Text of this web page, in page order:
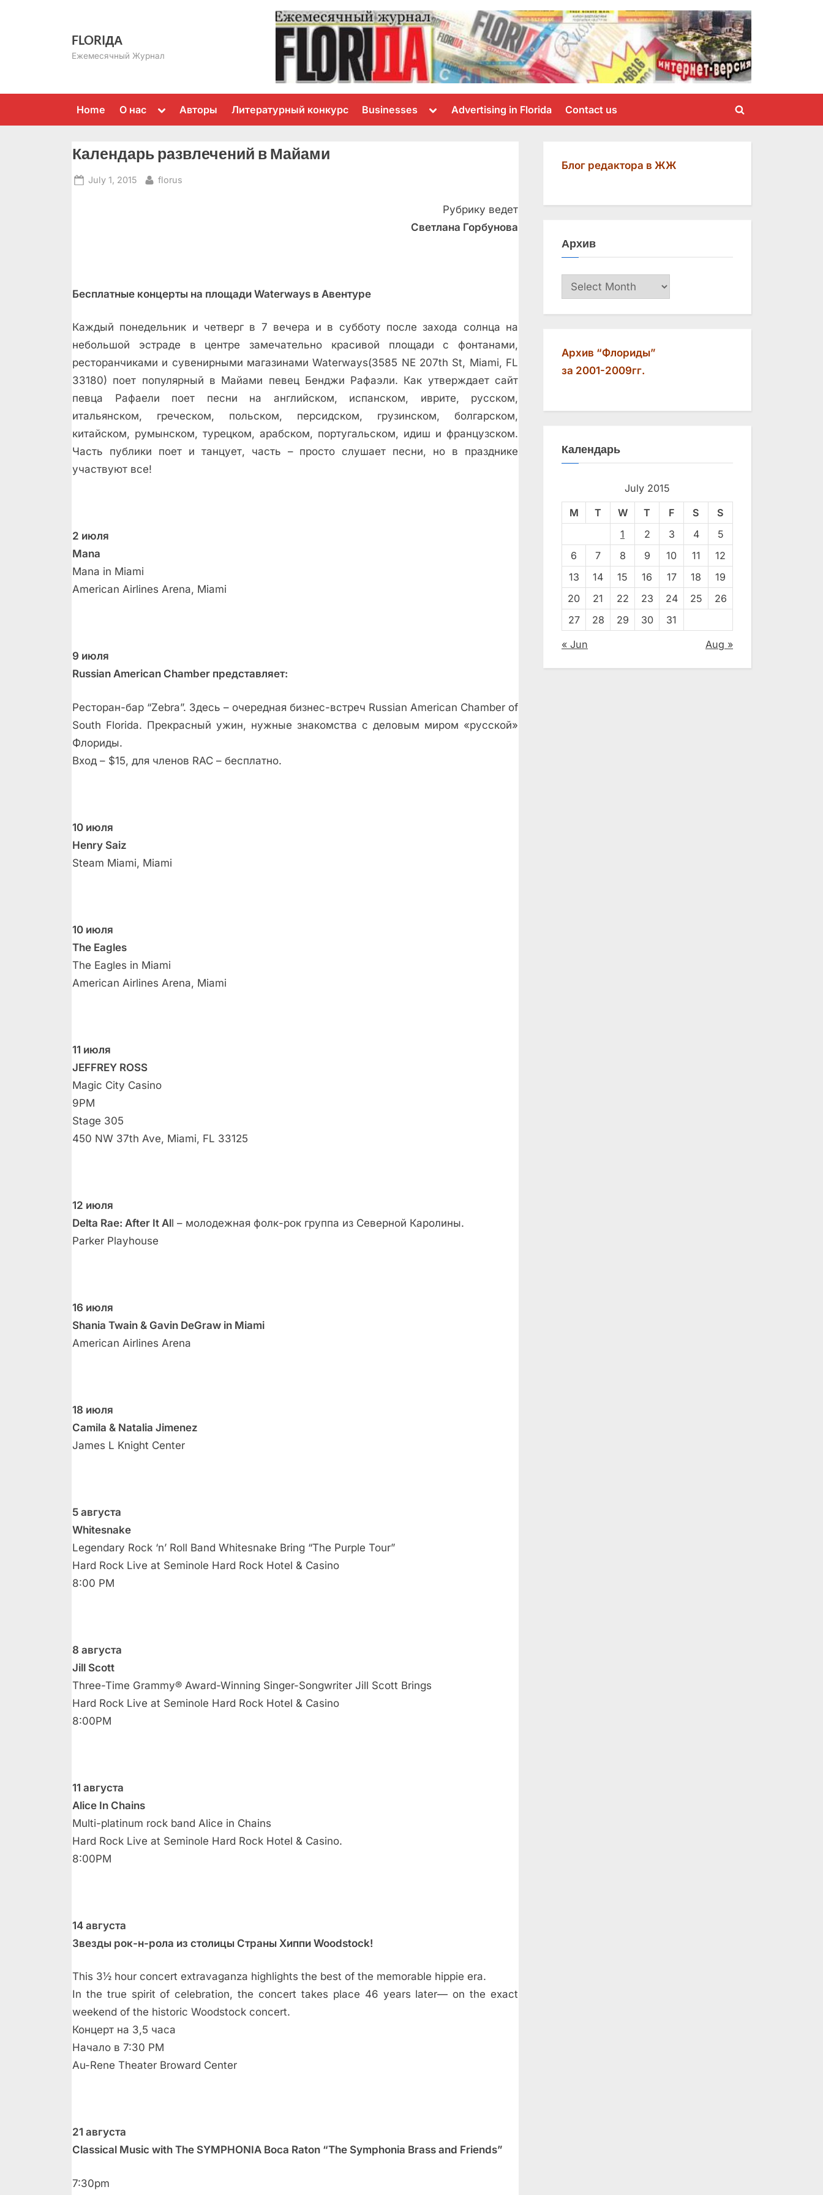
FLORIДА
Ежемесячный Журнал
Home О нас
Toggle
menu
Авторы Литературный конкурс Businesses
Toggle
menu
Advertising in Florida Contact us
Toggle
Календарь развлечений в Майами
Posted
July 1, 2015 By
florus
Рубрику ведет
Светлана Горбунова
Бесплатные концерты на площади Waterways в Авентуре
Каждый понедельник и четверг в 7 вечера и в субботу после захода солнца на
небольшой эстраде в центре замечательно красивой площади с фонтанами,
ресторанчиками и сувенирными магазинами Waterways(3585 NE 207th St, Miami, FL
33180) поет популярный в Майами певец Бенджи Рафаэли. Как утверждает сайт
певца Рафаели поет песни на английском, испанском, иврите, русском,
итальянском, греческом, польском, персидском, грузинском, болгарском,
китайском, румынском, турецком, арабском, португальском, идиш и французском.
Часть публики поет и танцует, часть – просто слушает песни, но в празднике
участвуют все!
2 июля
Mana
Mana in Miami
American Airlines Arena, Miami
9 июля
Russian American Chamber представляет:
Ресторан-бар “Zebra”. Здесь – очередная бизнес-встреч Russian American Chamber of
South Florida. Прекрасный ужин, нужные знакомства с деловым миром «русской»
Флориды.
Вход – $15, для членов RAC – бесплатно.
10 июля
Henry Saiz
Steam Miami, Miami
10 июля
The Eagles
The Eagles in Miami
American Airlines Arena, Miami
11 июля
JEFFREY ROSS
Magic City Casino
9PM
Stage 305
450 NW 37th Ave, Miami, FL 33125
12 июля
Delta Rae: After It All – молодежная фолк-рок группа из Северной Каролины.
Parker Playhouse
16 июля
Shania Twain & Gavin DeGraw in Miami
American Airlines Arena
18 июля
Camila & Natalia Jimenez
James L Knight Center
5 августа
Whitesnake
Legendary Rock ‘n’ Roll Band Whitesnake Bring “The Purple Tour”
Hard Rock Live at Seminole Hard Rock Hotel & Casino
8:00 PM
8 августа
Jill Scott
Three-Time Grammy® Award-Winning Singer-Songwriter Jill Scott Brings
Hard Rock Live at Seminole Hard Rock Hotel & Casino
8:00PM
11 августа
Alice In Chains
Multi-platinum rock band Alice in Chains
Hard Rock Live at Seminole Hard Rock Hotel & Casino.
8:00PM
14 августа
Звезды рок-н-рола из столицы Страны Хиппи Woodstock!
This 3½ hour concert extravaganza highlights the best of the memorable hippie era.
In the true spirit of celebration, the concert takes place 46 years later— on the exact
weekend of the historic Woodstock concert.
Концерт на 3,5 часа
Начало в 7:30 PM
Au-Rene Theater Broward Center
21 августа
Classical Music with The SYMPHONIA Boca Raton “The Symphonia Brass and Friends”
7:30pm
Блог редактора в ЖЖ
Архив
Архив
Архив “Флориды”
за 2001-2009гг.
Календарь
July 2015
M T W T F S
S
1
2 3 4
5
6
7 8 9 10 11
12
13
14 15 16 17 18
19
20
21 22 23 24 25
26
27
28 29 30 31
« Jun Aug »